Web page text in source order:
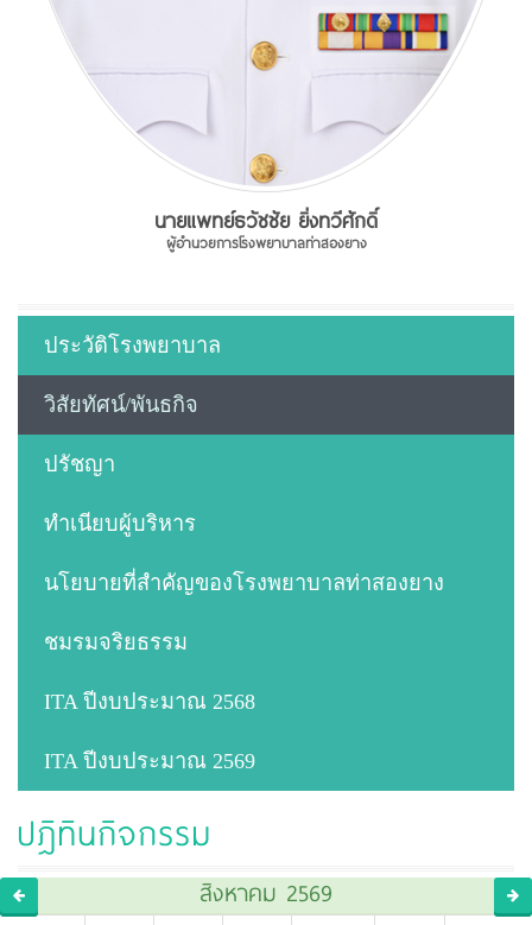
นายแพทย์ธวัชชัย ยิ่งทวีศักดิ์
ผู้อำนวยการโรงพยาบาลท่าสองยาง
ประวัติโรงพยาบาล
วิสัยทัศน์/พันธกิจ
ปรัชญา
ทำเนียบผู้บริหาร
นโยบายที่สำคัญของโรงพยาบาลท่าสองยาง
ชมรมจริยธรรม
ITA ปีงบประมาณ 2568
ITA ปีงบประมาณ 2569
ปฎิทินกิจกรรม
สิงหาคม 2569